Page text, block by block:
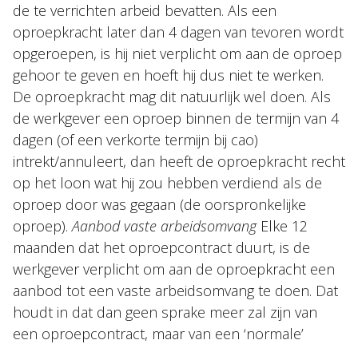
de te verrichten arbeid bevatten. Als een
oproepkracht later dan 4 dagen van tevoren wordt
opgeroepen, is hij niet verplicht om aan de oproep
gehoor te geven en hoeft hij dus niet te werken.
De oproepkracht mag dit natuurlijk wel doen. Als
de werkgever een oproep binnen de termijn van 4
dagen (of een verkorte termijn bij cao)
intrekt/annuleert, dan heeft de oproepkracht recht
op het loon wat hij zou hebben verdiend als de
oproep door was gegaan (de oorspronkelijke
oproep).Aanbod vaste arbeidsomvangElke 12
maanden dat het oproepcontract duurt, is de
werkgever verplicht om aan de oproepkracht een
aanbod tot een vaste arbeidsomvang te doen. Dat
houdt in dat dan geen sprake meer zal zijn van
een oproepcontract, maar van een ‘normale’